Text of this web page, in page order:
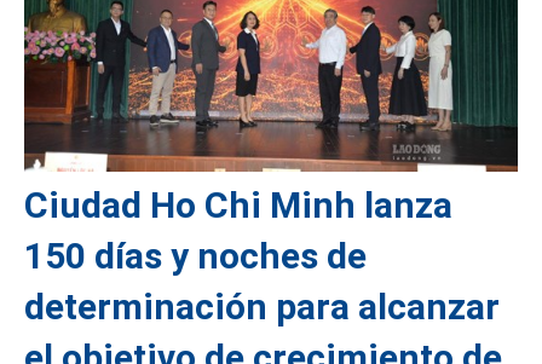
Ciudad Ho Chi Minh lanza
150 días y noches de
determinación para alcanzar